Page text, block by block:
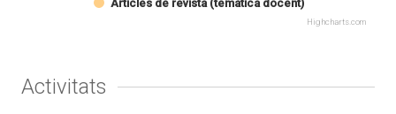
Articles de revista (temàtica docent)
Highcharts.com
Activitats